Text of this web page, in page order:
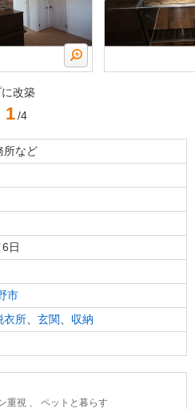
改築
1 /4
所など
日
市
衣所 玄関
収納
重視 、 ペットと暮らす